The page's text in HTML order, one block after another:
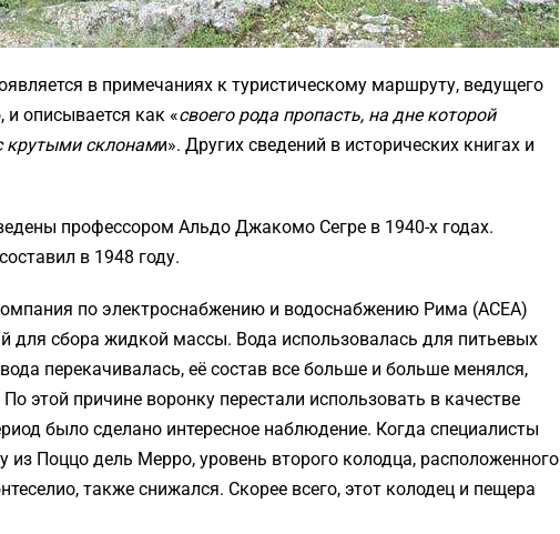
в примечаниях к туристическому маршруту, ведущего
описывается как «своего рода пропасть, на дне которой
крутыми склонами». Других сведений в исторических книгах и
профессором Альдо Джакомо Сегре в 1940-х годах.
в 1948 году.
по электроснабжению и водоснабжению Рима (ACEA)
для сбора жидкой массы. Вода использовалась для питьевых
перекачивалась, её состав все больше и больше менялся,
этой причине воронку перестали использовать в качестве
было сделано интересное наблюдение. Когда специалисты
из Поццо дель Мерро, уровень второго колодца, расположенного
также снижался. Скорее всего, этот колодец и пещера